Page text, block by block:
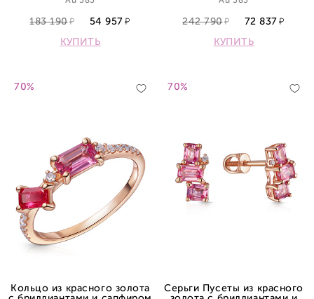
183 190
54 957
КУПИТЬ
242 790
72 837
КУПИТЬ
70%
Кольцо из красного золота
70%
Серьги Пусеты из красного